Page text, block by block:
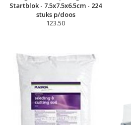
Startblok - 7.5x7.5x6.5cm - 224
stuks p/doos
123.50